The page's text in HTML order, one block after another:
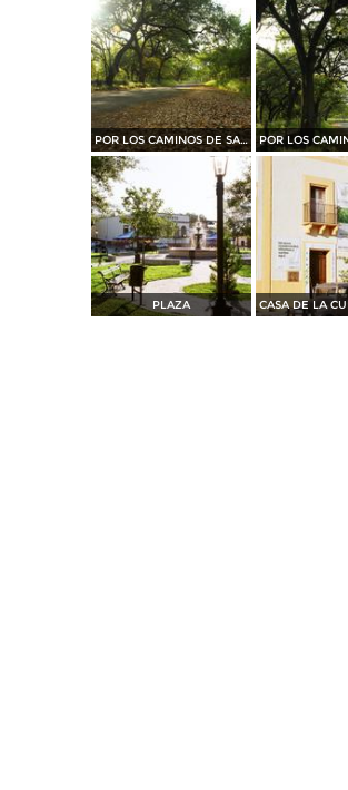
POR LOS CAMINOS DE SANTIAGO
PLAZA